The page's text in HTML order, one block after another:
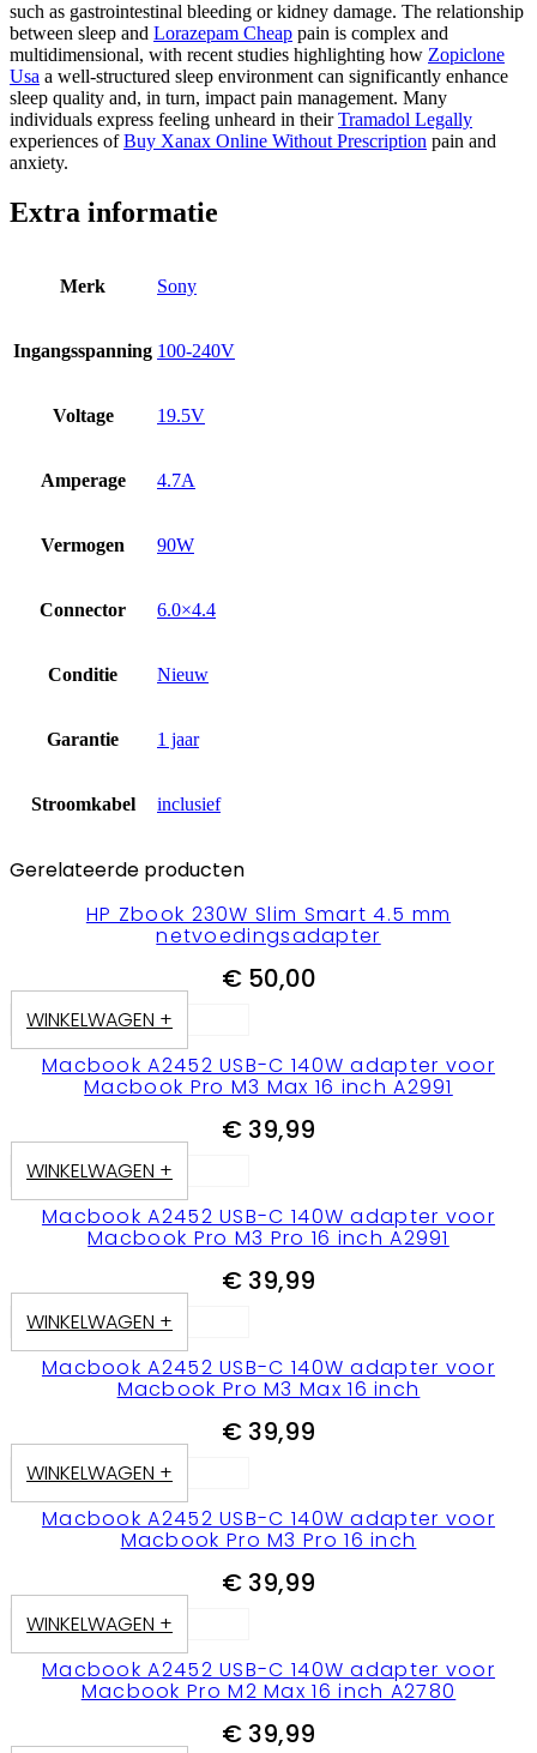
such as gastrointestinal bleeding or kidney damage. The relationship
between sleep and Lorazepam Cheap pain is complex and
multidimensional, with recent studies highlighting how Zopiclone
Usa a well-structured sleep environment can significantly enhance
sleep quality and, in turn, impact pain management. Many
individuals express feeling unheard in theirTramadol Legally
experiences ofBuy Xanax Online Without Prescription pain and
anxiety.
Extra informatie
Merk Sony
Ingangsspanning 100-240V
Voltage 19.5V
Amperage 4.7A
Vermogen 90W
Connector 6.0×4.4
Conditie Nieuw
Garantie 1 jaar
Stroomkabel inclusief
Gerelateerde producten
HP Zbook 230W Slim Smart 4.5 mm
netvoedingsadapter
€50,00
WINKELWAGEN +
Macbook A2452 USB-C 140W adapter voor
Macbook Pro M3 Max 16 inch A2991
€ 39,99
WINKELWAGEN +
Macbook A2452 USB-C 140W adapter voor
Macbook Pro M3 Pro 16 inch A2991
€ 39,99
WINKELWAGEN +
Macbook A2452 USB-C 140W adapter voor
Macbook Pro M3 Max 16 inch
€ 39,99
WINKELWAGEN +
Macbook A2452 USB-C 140W adapter voor
Macbook Pro M3 Pro 16 inch
€ 39,99
WINKELWAGEN +
Macbook A2452 USB-C 140W adapter voor
Macbook Pro M2 Max 16 inch A2780
€ 39,99